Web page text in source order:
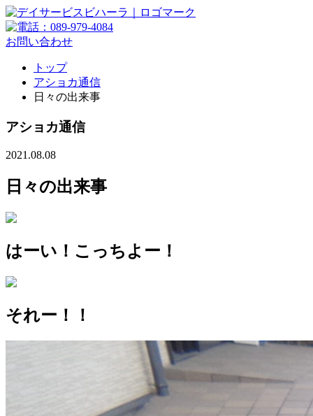
お問い合わせ
トップ
アショカ通信
日々の出来事
アショカ通信
2021.08.08
日々の出来事
はーい！こっちよー！
それー！！